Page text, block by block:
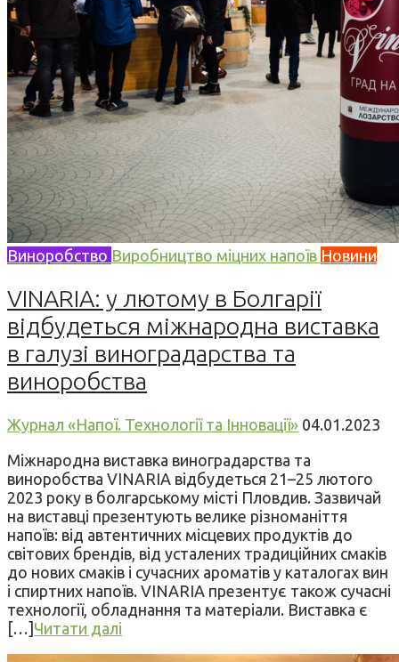
Виноробство Виробництво міцних напоїв Новини
VINARIA: у лютому в Болгарії
відбудеться міжнародна виставка
в галузі виноградарства та
виноробства
Журнал «Напої. Технології та Інновації» 04.01.2023
Міжнародна виставка виноградарства та
виноробства VINARIA відбудеться 21–25 лютого
2023 року в болгарському місті Пловдив. Зазвичай
на виставці презентують велике різноманіття
напоїв: від автентичних місцевих продуктів до
світових брендів, від усталених традиційних смаків
до нових смаків і сучасних ароматів у каталогах вин
і спиртних напоїв. VINARIA презентує також сучасні
технології, обладнання та матеріали. Виставка є
[…] Читати далі